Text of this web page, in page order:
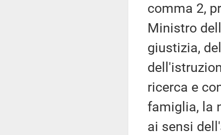
comma 2,
Ministro
giustizia,
ricerca e
famiglia, la
ai sensi